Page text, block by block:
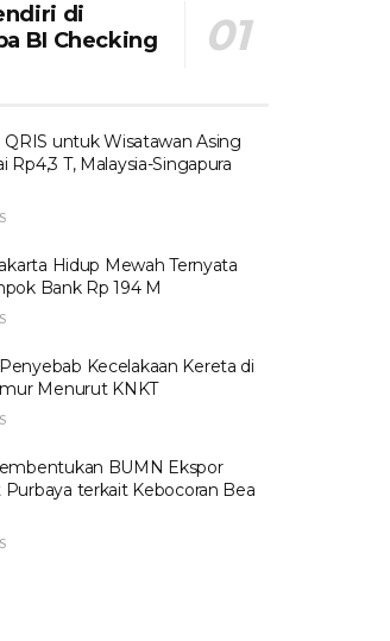
di
BI Checking
QRIS untuk Wisatawan Asing
Rp4,3 T, Malaysia-Singapura
Hidup Mewah Ternyata
Bank Rp 194 M
Kecelakaan Kereta di
Menurut KNKT
BUMN Ekspor
terkait Kebocoran Bea